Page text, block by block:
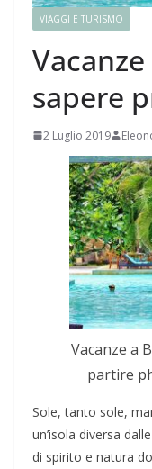
VIAGGI E TURISMO
sapere
2 Luglio 2019
Vacanze a
partire
Sole, tanto sole,
un’isola diversa
di spirito e natura